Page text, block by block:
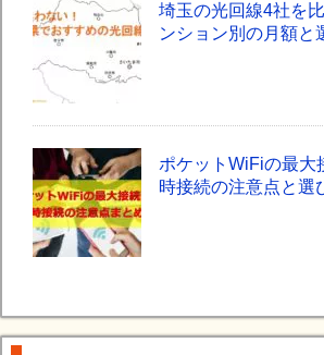
埼玉の光回線4社を
ンション別の月額と
ポケットWiFiの最大
時接続の注意点と選